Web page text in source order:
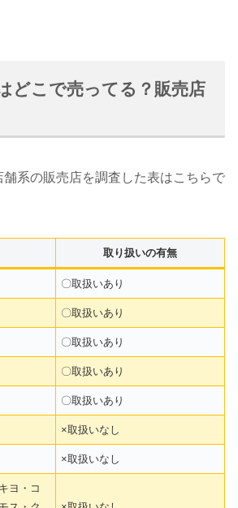
どこで売ってる？販売店
系の販売店を調査した表はこちらで
取り扱いの有無
〇取扱いあり
〇取扱いあり
〇取扱いあり
〇取扱いあり
〇取扱いあり
×取扱いなし
×取扱いなし
ヨ・コ